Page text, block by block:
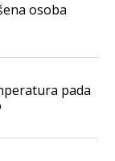
osoba
pada